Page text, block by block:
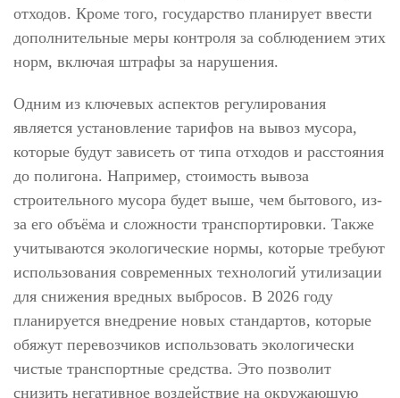
отходов. Кроме того, государство планирует ввести
дополнительные меры контроля за соблюдением этих
норм, включая штрафы за нарушения.
Одним из ключевых аспектов регулирования
является установление тарифов на вывоз мусора,
которые будут зависеть от типа отходов и расстояния
до полигона. Например, стоимость вывоза
строительного мусора будет выше, чем бытового, из-
за его объёма и сложности транспортировки. Также
учитываются экологические нормы, которые требуют
использования современных технологий утилизации
для снижения вредных выбросов. В 2026 году
планируется внедрение новых стандартов, которые
обяжут перевозчиков использовать экологически
чистые транспортные средства. Это позволит
снизить негативное воздействие на окружающую